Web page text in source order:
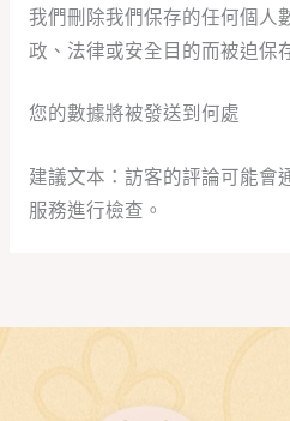
我們刪除我們保存的任何個人
政、法律或安全目的而被迫保
您的數據將被發送到何處
建議文本：訪客的評論可能會
服務進行檢查。